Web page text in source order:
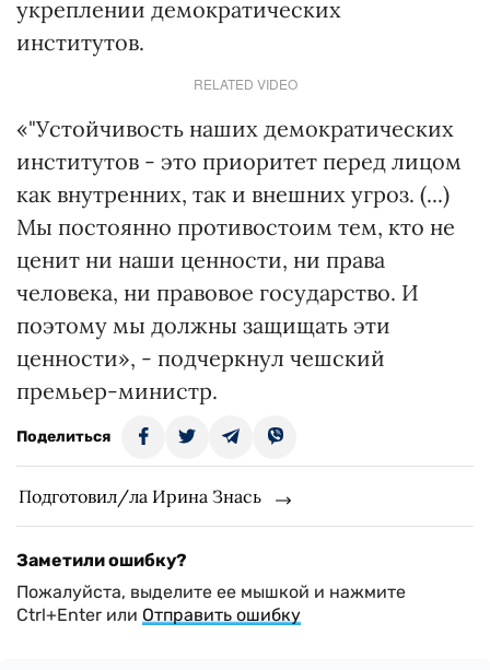
укреплении демократических
институтов.
RELATED VIDEO
«"Устойчивость наших демократических
институтов - это приоритет перед лицом
как внутренних, так и внешних угроз. (...)
Мы постоянно противостоим тем, кто не
ценит ни наши ценности, ни права
человека, ни правовое государство. И
поэтому мы должны защищать эти
ценности», - подчеркнул чешский
премьер-министр.
Поделиться
Подготовил/ла Ирина Знась
Заметили ошибку?
Пожалуйста, выделите ее мышкой и нажмите
Ctrl+Enter или Отправить ошибку